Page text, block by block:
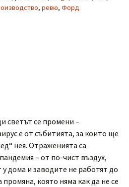
, ревю, Форд
светът се промени –
е от събитията, за които ще
нея. Отраженията са
– от по-чист въздух,
дома и заводите не работят до
която няма как да не се